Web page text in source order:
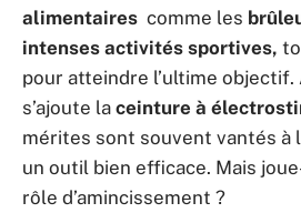
alimentaires comme les
intenses activités sportives,
pour atteindre l’ultime
s’ajoute la ceinture à
mérites sont souvent vantés à
un outil bien efficace. Mais
rôle d’amincissement ?